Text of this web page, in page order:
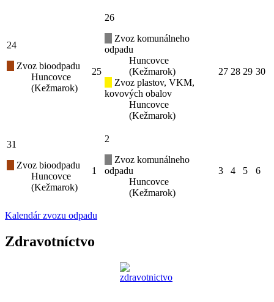
24
Zvoz bioodpadu
Huncovce
(Kežmarok)
25
26
Zvoz komunálneho
odpadu
Huncovce
(Kežmarok)
Zvoz plastov, VKM,
kovových obalov
Huncovce
(Kežmarok)
27 28 29 30
31
Zvoz bioodpadu
Huncovce
(Kežmarok)
1
2
Zvoz komunálneho
odpadu
Huncovce
(Kežmarok)
3 4 5 6
Kalendár zvozu odpadu
Zdravotníctvo